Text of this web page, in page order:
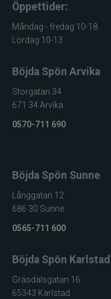
Kanalgratis
Kinetic
Lunker City
Martiini
Öppettider:
Måndag - fredag 10-18
Lördag 10-13
Böjda Spön Arvika
Storgatan 34
671 34 Arvika
0570-711 690
Böjda Spön Sunne
Långgatan 12
686 30 Sunne
0565-711 600
Böjda Spön Karlstad
Gräsdalsgatan 16
65343 Karlstad